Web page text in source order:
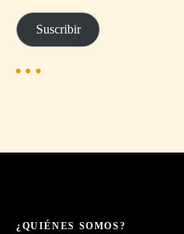
e
c
i
e
Suscribir
¿QUIÉNES SOMOS?